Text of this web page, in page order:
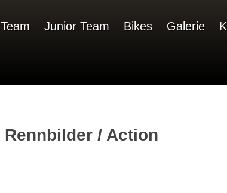
Team Junior Team Bikes Galerie
Rennbilder / Action